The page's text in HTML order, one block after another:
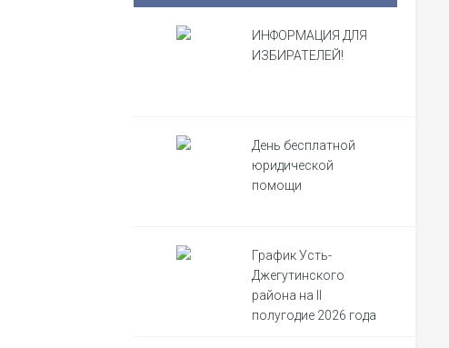
ИНФОРМАЦИЯ ДЛЯ
ИЗБИРАТЕЛЕЙ!
День бесплатной
юридической
помощи
График Усть-
Джегутинского
района на II
полугодие 2026 года